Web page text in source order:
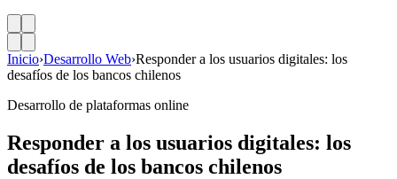
Inicio›Desarrollo Web›Responder a los usuarios digitales: los
desafíos de los bancos chilenos
Desarrollo de plataformas online
Responder a los usuarios digitales: los
desafíos de los bancos chilenos